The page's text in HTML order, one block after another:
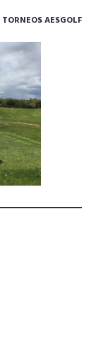
TORNEOS AESGOLF